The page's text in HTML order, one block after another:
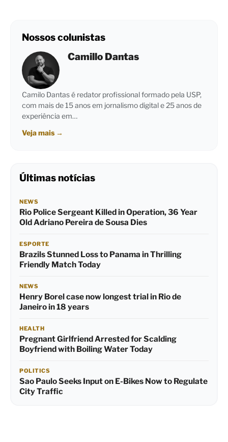
Nossos colunistas
Camillo Dantas
Camilo Dantas é redator profissional formado pela USP,
com mais de 15 anos em jornalismo digital e 25 anos de
experiência em…
Veja mais →
Últimas notícias
NEWS
Rio Police Sergeant Killed in Operation, 36 Year
Old Adriano Pereira de Sousa Dies
ESPORTE
Brazils Stunned Loss to Panama in Thrilling
Friendly Match Today
NEWS
Henry Borel case now longest trial in Rio de
Janeiro in 18 years
HEALTH
Pregnant Girlfriend Arrested for Scalding
Boyfriend with Boiling Water Today
POLITICS
Sao Paulo Seeks Input on E-Bikes Now to Regulate
City Traffic